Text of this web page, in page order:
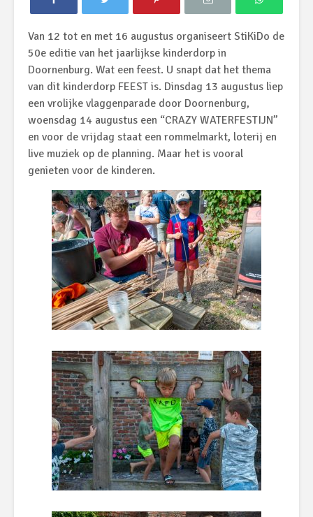
Van 12 tot en met 16 augustus organiseert StiKiDo de
50e editie van het jaarlijkse kinderdorp in
Doornenburg. Wat een feest. U snapt dat het thema
van dit kinderdorp FEEST is. Dinsdag 13 augustus liep
een vrolijke vlaggenparade door Doornenburg,
woensdag 14 augustus een “CRAZY WATERFESTIJN”
en voor de vrijdag staat een rommelmarkt, loterij en
live muziek op de planning. Maar het is vooral
genieten voor de kinderen.